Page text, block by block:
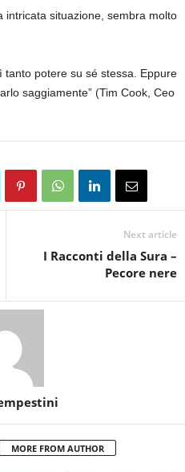
intricata situazione, sembra molto
tanto potere su sé stessa. Eppure
saggiamente” (Tim Cook, Ceo
Next article
I Racconti della Sura –
Pecore nere
MORE FROM AUTHOR